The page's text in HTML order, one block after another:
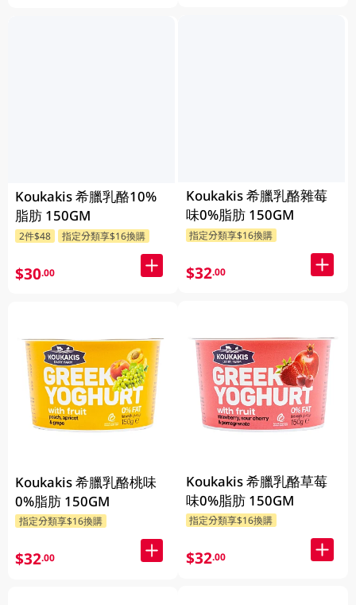
Koukakis 希臘乳酪10%
脂肪 150GM
2件$48 指定分類享$16換購
$30.00
Koukakis 希臘乳酪桃味
0%脂肪 150GM
指定分類享$16換購
$32.00
Koukakis 希臘乳酪雜莓
味0%脂肪 150GM
指定分類享$16換購
$32.00
Koukakis 希臘乳酪草莓
味0%脂肪 150GM
指定分類享$16換購
$32.00